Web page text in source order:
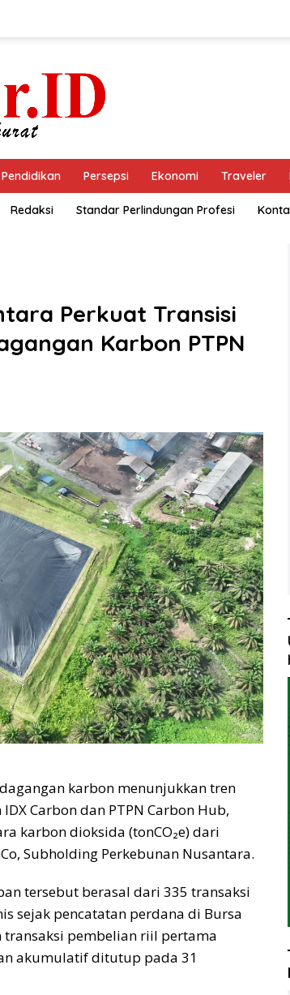
Pendidikan Persepsi Ekonomi Traveler
Redaksi Standar Perlindungan Profesi
Perkuat Transisi
Karbon PTPN
karbon menunjukkan tren
Carbon dan PTPN Carbon Hub,
karbon dioksida (tonCO₂e) dari
Subholding Perkebunan Nusantara.
tersebut berasal dari 335 transaksi
sejak pencatatan perdana di Bursa
transaksi pembelian riil pertama
akumulatif ditutup pada 31